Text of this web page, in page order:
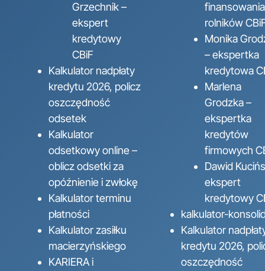
Grzechnik –
ekspert
kredytowy
CBiF
Kalkulator nadpłaty
kredytu 2026, policz
oszczędność
odsetek
Kalkulator
odsetkowy online –
oblicz odsetki za
opóźnienie i zwłokę
Kalkulator terminu
płatności
Kalkulator zasiłku
macierzyńskiego
KARIERA i
finansowania
rolników
Monika
– ekspertka
kredytowa
Marlena
Grodzka –
ekspertka
kredytów
firmowych
Dawid
ekspert
kredytowy
kalkulator-
Kalkulator
kredytu 2026,
oszczędność